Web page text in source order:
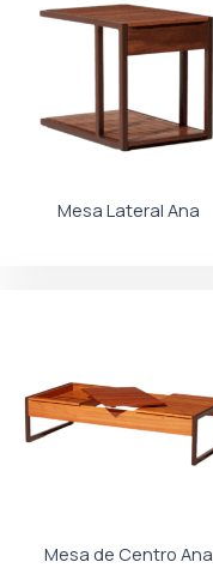
Mesa Lateral Ana
Mesa de Centro Ana